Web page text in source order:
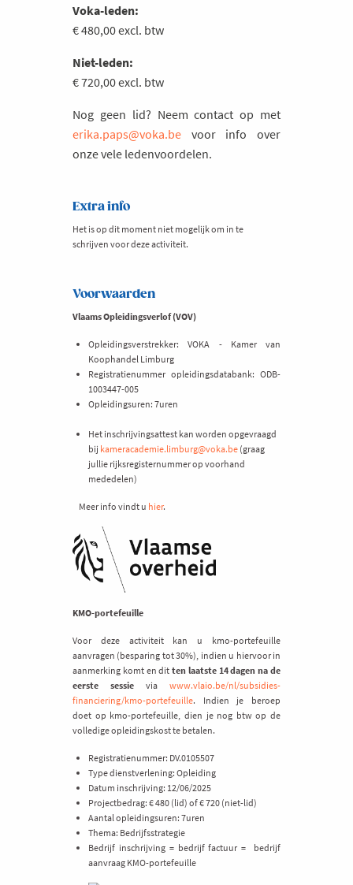
Voka-leden:
€ 480,00 excl. btw
Niet-leden:
€ 720,00 excl. btw
Nog geen lid? Neem contact op met
erika.paps@voka.be voor info over
onze vele ledenvoordelen.
Extra info
Het is op dit moment niet mogelijk om in te
schrijven voor deze activiteit.
Voorwaarden
Vlaams Opleidingsverlof (VOV)
Opleidingsverstrekker: VOKA - Kamer van
Koophandel Limburg
Registratienummer opleidingsdatabank: ODB-
1003447-005
Opleidingsuren: 7uren
Het inschrijvingsattest kan worden opgevraagd
bij kameracademie.limburg@voka.be (graag
jullie rijksregisternummer op voorhand
mededelen)
Meer info vindt u hier.
KMO-portefeuille
Voor deze activiteit kan u kmo-portefeuille
aanvragen (besparing tot 30%), indien u hiervoor in
aanmerking komt en ditten laatste 14 dagen na de
eerste sessie via www.vlaio.be/nl/subsidies-
financiering/kmo-portefeuille. Indien je beroep
doet op kmo-portefeuille, dien je nog btw op de
volledige opleidingskost te betalen.
Registratienummer: DV.0105507
Type dienstverlening: Opleiding
Datum inschrijving: 12/06/2025
Projectbedrag: € 480 (lid) of € 720 (niet-lid)
Aantal opleidingsuren: 7uren
Thema: Bedrijfsstrategie
Bedrijf inschrijving = bedrijf factuur = bedrijf
aanvraag KMO-portefeuille